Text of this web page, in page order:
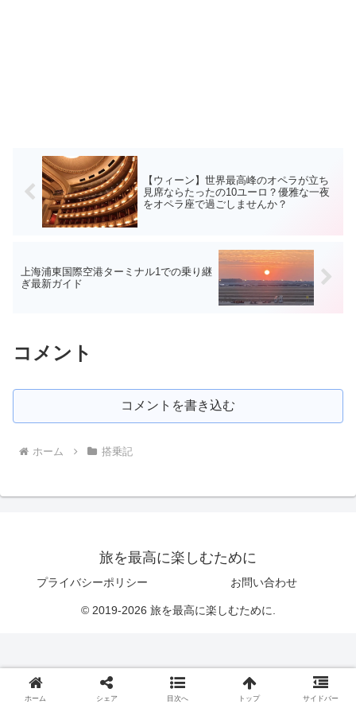
【ウィーン】世界最高峰のオペラが立ち
見席ならたったの10ユーロ？優雅な一夜
をオペラ座で過ごしませんか？
上海浦東国際空港ターミナル1での乗り継
ぎ最新ガイド
コメント
コメントを書き込む
ホーム 搭乗記
旅を最高に楽しむために
プライバシーポリシー お問い合わせ
© 2019-2026 旅を最高に楽しむために.
ホーム シェア 目次へ トップ サイドバー